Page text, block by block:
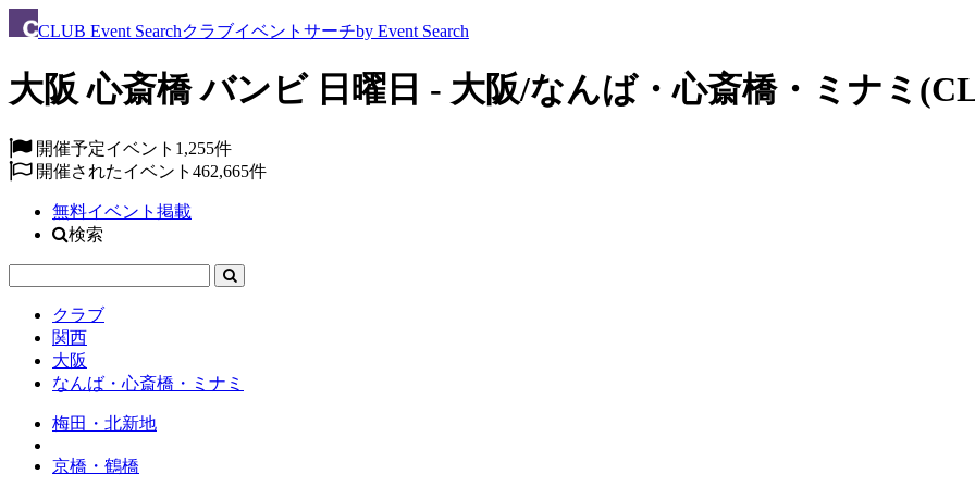
CLUB Event Searchクラブイベントサーチby Event Search
大阪 心斎橋 バンビ 日曜日 - 大阪/なんば・心斎橋・ミナミ
開催予定イベント 1,255件
開催されたイベント 462,665件
無料イベント掲載
検索
クラブ
関西
大阪
なんば・心斎橋・ミナミ
梅田・北新地
京橋・鶴橋